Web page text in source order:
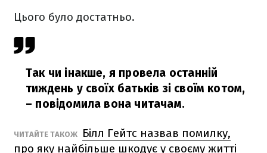
Цього було достатньо.
Так чи інакше, я провела останній
тиждень у своїх батьків зі своїм котом,
– повідомила вона читачам.
ЧИТАЙТЕ ТАКОЖ
Білл Гейтс назвав помилку,
про яку найбільше шкодує у своєму житті